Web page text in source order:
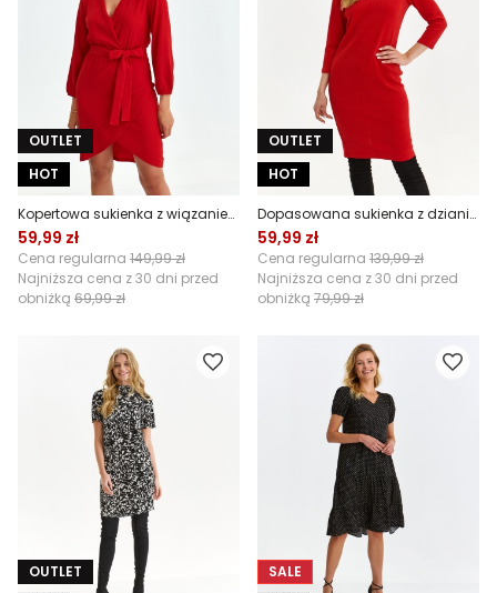
OUTLET
HOT
Kopertowa sukienka z wiązaniem
59,99 zł
Cena regularna 149,99 zł
Najniższa cena z 30 dni przed
obniżką 69,99 zł
OUTLET
HOT
Dopasowana sukienka z dzianiny strukturalnej
59,99 zł
Cena regularna 139,99 zł
Najniższa cena z 30 dni przed
obniżką 79,99 zł
OUTLET
SALE